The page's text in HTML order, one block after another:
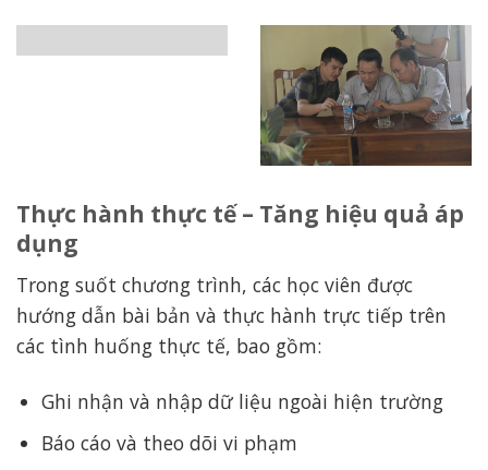
Thực hành thực tế – Tăng hiệu quả áp
dụng
Trong suốt chương trình, các học viên được
hướng dẫn bài bản và thực hành trực tiếp trên
các tình huống thực tế, bao gồm:
Ghi nhận và nhập dữ liệu ngoài hiện trường
Báo cáo và theo dõi vi phạm